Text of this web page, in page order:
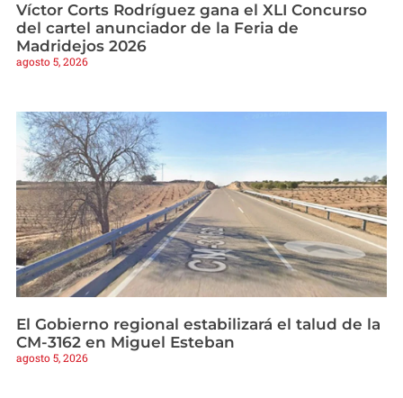
Víctor Corts Rodríguez gana el XLI Concurso
del cartel anunciador de la Feria de
Madridejos 2026
agosto 5, 2026
El Gobierno regional estabilizará el talud de la
CM-3162 en Miguel Esteban
agosto 5, 2026